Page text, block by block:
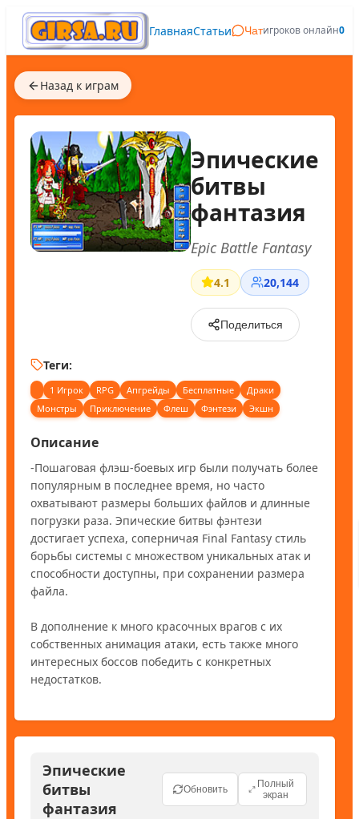
ГлавнаяСтатьи Чатигроков онлайн0
Назад к играм
Эпические
битвы
фантазия
Epic Battle Fantasy
4.1 20,144
Поделиться
Теги:
1 Игрок RPG Апгрейды Бесплатные
Драки
Монстры
Приключение Флеш Фэнтези Экшн
Описание
-Пошаговая флэш-боевых игр были получать более
популярным в последнее время, но часто
охватывают размеры больших файлов и длинные
погрузки раза. Эпические битвы фэнтези
достигает успеха, соперничая Final Fantasy стиль
борьбы системы с множеством уникальных атак и
способности доступны, при сохранении размера
файла.
В дополнение к много красочных врагов с их
собственных анимация атаки, есть также много
интересных боссов победить с конкретных
недостатков.
Эпические
битвы
фантазия
Обновить
Полный
экран